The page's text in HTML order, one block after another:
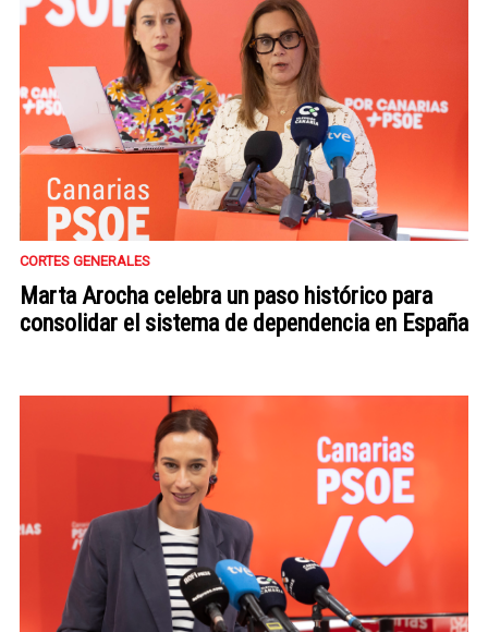
CORTES GENERALES
Marta Arocha celebra un paso histórico para
consolidar el sistema de dependencia en España